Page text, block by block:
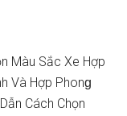
Màu Sắc Xe Hợp
Và Hợp Phonɡ
Cách Chọn